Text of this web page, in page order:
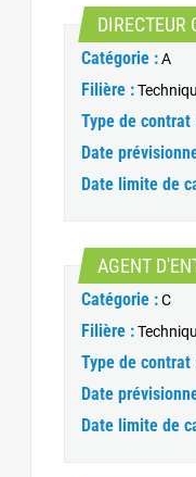
DIRECTEUR
Catégorie : A
Filière :
Type de contrat
Date
Date limite de
AGENT
Catégorie : C
Filière :
Type de contrat
Date
Date limite de